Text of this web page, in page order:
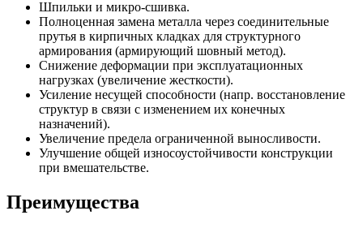
Шпильки и микро-сшивка.
Полноценная замена металла через соединительные
прутья в кирпичных кладках для структурного
армирования (армирующий шовный метод).
Снижение деформации при эксплуатационных
нагрузках (увеличение жесткости).
Усиление несущей способности (напр. восстановление
структур в связи с изменением их конечных
назначений).
Увеличение предела ограниченной выносливости.
Улучшение общей износоустойчивости конструкции
при вмешательстве.
Преимущества